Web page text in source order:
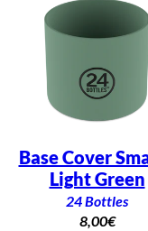
Base Cover
Light Green
24 Bottles
8,00€